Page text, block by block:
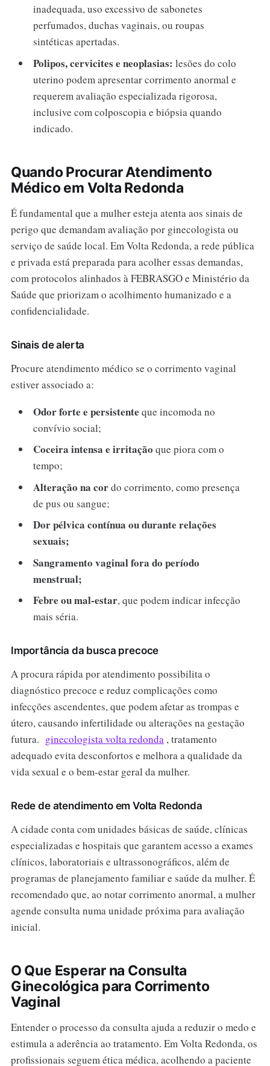
inadequada, uso excessivo de sabonetes
perfumados, duchas vaginais, ou roupas
sintéticas apertadas.
Polipos, cervicites e neoplasias: lesões do colo
uterino podem apresentar corrimento anormal e
requerem avaliação especializada rigorosa,
inclusive com colposcopia e biópsia quando
indicado.
Quando Procurar Atendimento
Médico em Volta Redonda
É fundamental que a mulher esteja atenta aos sinais de
perigo que demandam avaliação por ginecologista ou
serviço de saúde local. Em Volta Redonda, a rede pública
e privada está preparada para acolher essas demandas,
com protocolos alinhados à FEBRASGO e Ministério da
Saúde que priorizam o acolhimento humanizado e a
confidencialidade.
Sinais de alerta
Procure atendimento médico se o corrimento vaginal
estiver associado a:
Odor forte e persistente que incomoda no
convívio social;
Coceira intensa e irritação que piora com o
tempo;
Alteração na cordo corrimento, como presença
de pus ou sangue;
Dor pélvica contínua ou durante relações
sexuais;
Sangramento vaginal fora do período
menstrual;
Febre ou mal-estar, que podem indicar infecção
mais séria.
Importância da busca precoce
A procura rápida por atendimento possibilita o
diagnóstico precoce e reduz complicações como
infecções ascendentes, que podem afetar as trompas e
útero, causando infertilidade ou alterações na gestação
futura. ginecologista volta redonda, tratamento
adequado evita desconfortos e melhora a qualidade da
vida sexual e o bem-estar geral da mulher.
Rede de atendimento em Volta Redonda
A cidade conta com unidades básicas de saúde, clínicas
especializadas e hospitais que garantem acesso a exames
clínicos, laboratoriais e ultrassonográficos, além de
programas de planejamento familiar e saúde da mulher. É
recomendado que, ao notar corrimento anormal, a mulher
agende consulta numa unidade próxima para avaliação
inicial.
O Que Esperar na Consulta
Ginecológica para Corrimento
Vaginal
Entender o processo da consulta ajuda a reduzir o medo e
estimula a aderência ao tratamento. Em Volta Redonda, os
profissionais seguem ética médica, acolhendo a paciente